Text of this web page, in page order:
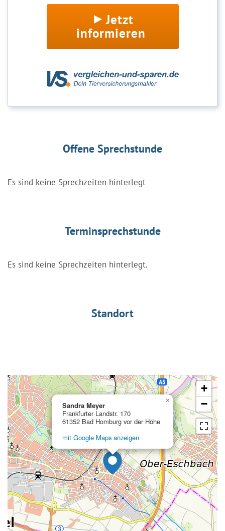
Jetzt
informieren
Offene Sprechstunde
Es sind keine Sprechzeiten hinterlegt
Terminsprechstunde
Es sind keine Sprechzeiten hinterlegt.
Standort
Sandra Meyer
Frankfurter Landstr. 170
61352 Bad Homburg vor der Höhe
mit Google Maps anzeigen
×
+
−